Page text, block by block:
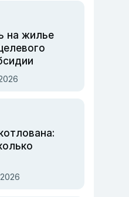
на жилье
об
стройка